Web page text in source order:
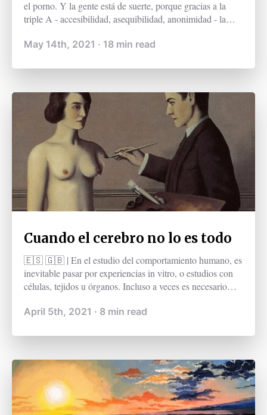
el porno. Y la gente está de suerte, porque gracias a la
triple A - accesibilidad, asequibilidad, anonimidad - la
dicho). Solo en 2019 hubo 42.000.000.000 visitas a una
mundo, lo que equivale a 115 millones por día (Pornhub,
de las poblaciones de España y de Francia juntas visitaran
la web.
May 14th, 2021 · 18 min read
Cuando el cerebro no lo es todo
🇪🇸 🇬🇧 | En el estudio del comportamiento humano, es
inevitable pasar por experiencias in vitro, o estudios con
células, tejidos u órganos. Incluso a veces es necesario
puede tener numerosas ramificaciones que abordan
April 5th, 2021 · 8 min read